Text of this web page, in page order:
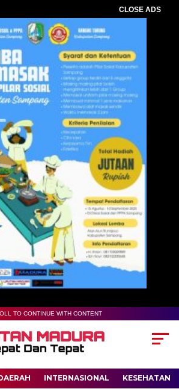
CLOSE ADS
TO CONTINUE WITH CONTENT
INTERNASIONAL KESEHATAN